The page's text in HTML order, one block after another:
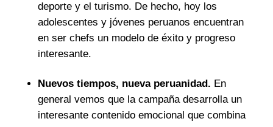
deporte y el turismo. De hecho, hoy los
adolescentes y jóvenes peruanos encuentran
en ser chefs un modelo de éxito y progreso
interesante.
Nuevos tiempos, nueva peruanidad. En
general vemos que la campaña desarrolla un
interesante contenido emocional que combina